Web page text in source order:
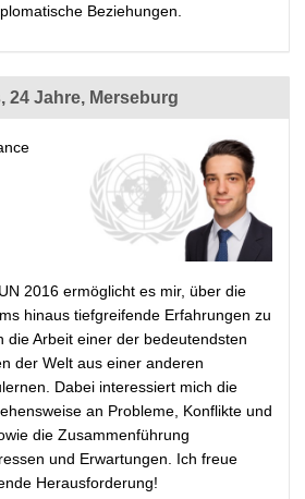
Beziehungen.
24 Jahre, Merseburg
2016 ermöglicht es mir, über die
hinaus tiefgreifende Erfahrungen zu
die Arbeit einer der bedeutendsten
der Welt aus einer anderen
Dabei interessiert mich die
an Probleme, Konflikte und
die Zusammenführung
und Erwartungen. Ich freue
Herausforderung!